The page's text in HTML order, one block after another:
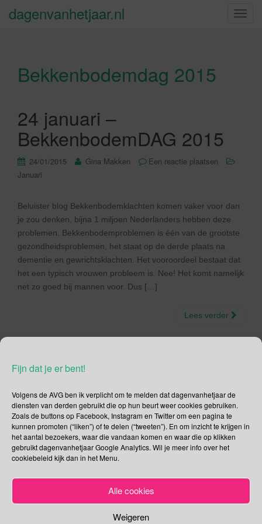
Fijn dat je er bent!
Volgens de AVG ben ik verplicht om te melden dat dagenvanhetjaar de
diensten van derden gebruikt die op hun beurt weer cookies gebruiken.
Zoals de buttons op Facebook, Instagram en Twitter om een pagina te
kunnen promoten (“liken”) of te delen (“tweeten”). En om inzicht te krijgen in
het aantal bezoekers, waar die vandaan komen en waar die op klikken
gebruikt dagenvanhetjaar Google Analytics. Wil je meer info over het
cookiebeleid kijk dan in het Menu.
Alle cookies
Weigeren
S
dagenvanhetjaar.nl
Bekkenbodemdag 2015
24 januari –
BekkenbodemDAG 2015
24/01/2015 Gina Makken
Een reactie plaatsen
Januari
Beluister blog Bekkenbodemklachten komen vaker voor dan
je zou denken, bijna 1 miljoen Nederlanders hebben deze
problemen. Bekkenbodemproblemen is één van de grootste
gezondheidsproblemen, het staat op de derde plaats na
dementie en gewrichtsklachten. Het vooroordeel bestaat dat
het een typisch vrouwen probleem is. Nee! Het komt namelijk
net zo goed bij mannen voor. Dus […]
Lees verder
Social Media
Je kunt me volgen op
naar: